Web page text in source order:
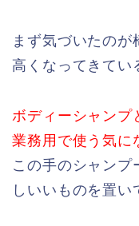
まず気づいたの
高くなってきてい
ボディーシャンプ
業務用で使う気に
この手のシャンプ
しいいものを置い